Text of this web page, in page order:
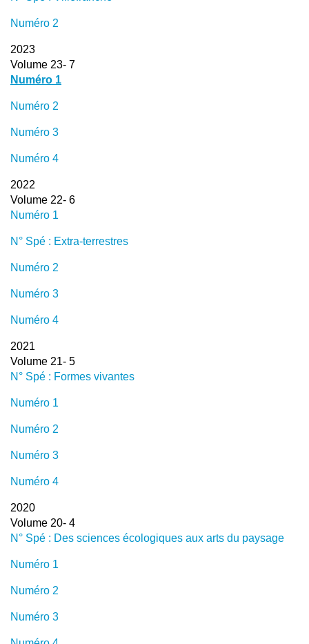
Numéro 2
2023
Volume 23- 7
Numéro 1
Numéro 2
Numéro 3
Numéro 4
2022
Volume 22- 6
Numéro 1
N° Spé : Extra-terrestres
Numéro 2
Numéro 3
Numéro 4
2021
Volume 21- 5
N° Spé : Formes vivantes
Numéro 1
Numéro 2
Numéro 3
Numéro 4
2020
Volume 20- 4
N° Spé : Des sciences écologiques aux arts du paysage
Numéro 1
Numéro 2
Numéro 3